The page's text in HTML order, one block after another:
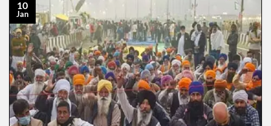
10
Jan